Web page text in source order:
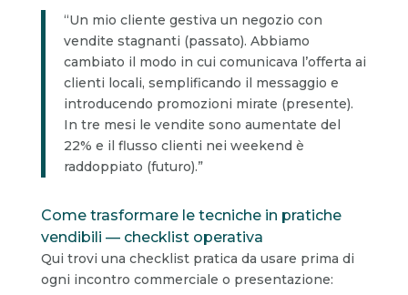
“Un mio cliente gestiva un negozio con
vendite stagnanti (passato). Abbiamo
cambiato il modo in cui comunicava l’offerta ai
clienti locali, semplificando il messaggio e
introducendo promozioni mirate (presente).
In tre mesi le vendite sono aumentate del
22% e il flusso clienti nei weekend è
raddoppiato (futuro).”
Come trasformare le tecniche in pratiche
vendibili — checklist operativa
Qui trovi una checklist pratica da usare prima di
ogni incontro commerciale o presentazione: